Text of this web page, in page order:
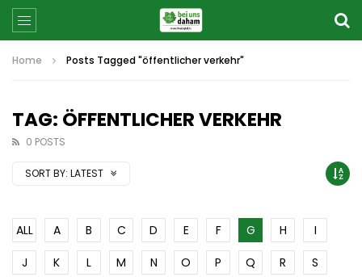
Home Posts Tagged "öffentlicher verkehr"
TAG: ÖFFENTLICHER VERKEHR
0 POSTS
SORT BY: LATEST
ALL A B C D E F G H
I
J
K L M N O P Q R
S